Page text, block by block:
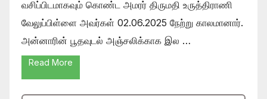
வசிப்பிடமாகவும் கொண்ட அமரர் திருமதி உருத்திராணி
வேலுப்பிள்ளை அவர்கள் 02.06.2025 நேற்று காலமானார்.
அன்னாரின் பூதவுடல் அஞ்சலிக்காக இல …
Read More